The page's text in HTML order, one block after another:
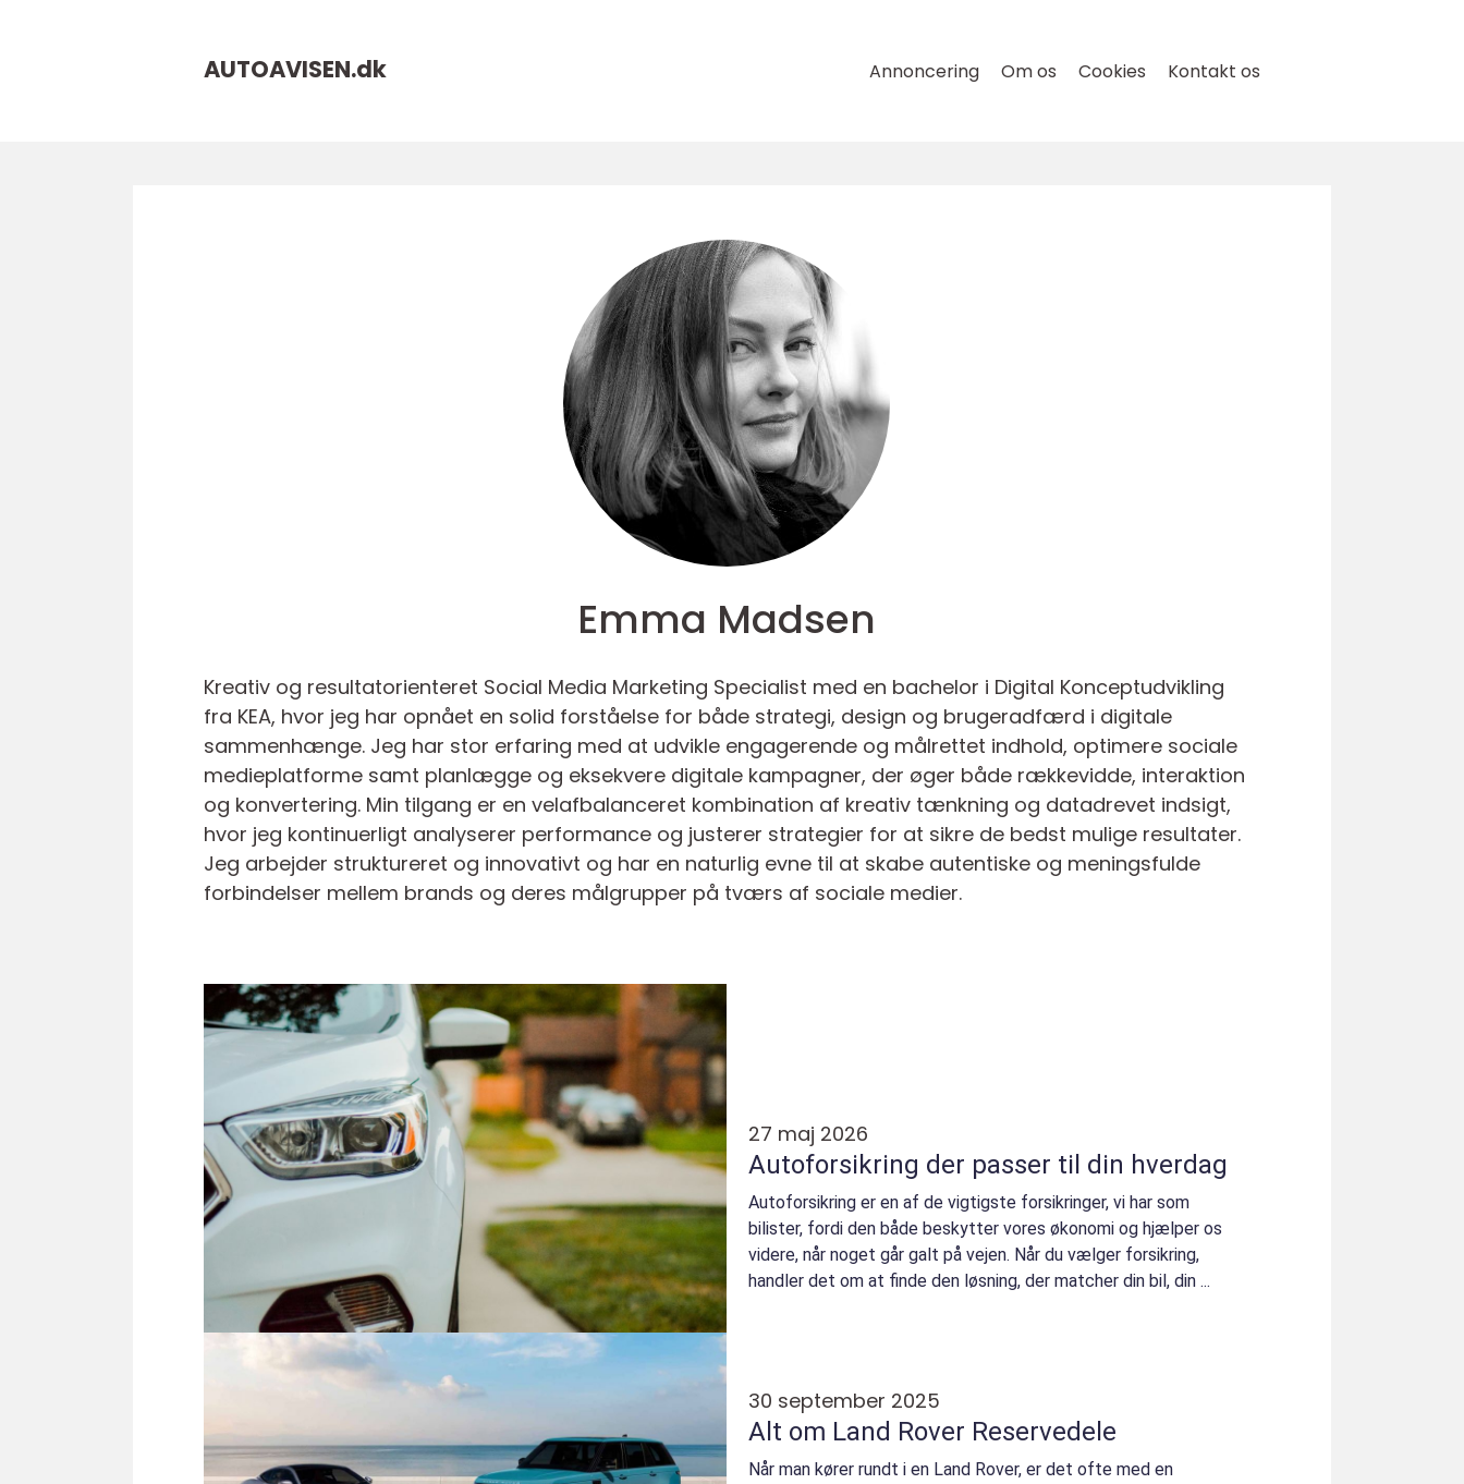
AUTOAVISEN.dk Annoncering Om os Cookies Kontakt os
Emma Madsen
Kreativ og resultatorienteret Social Media Marketing Specialist med en bachelor i Digital Konceptudvikling
fra KEA, hvor jeg har opnået en solid forståelse for både strategi, design og brugeradfærd i digitale
sammenhænge. Jeg har stor erfaring med at udvikle engagerende og målrettet indhold, optimere sociale
medieplatforme samt planlægge og eksekvere digitale kampagner, der øger både rækkevidde, interaktion
og konvertering. Min tilgang er en velafbalanceret kombination af kreativ tænkning og datadrevet indsigt,
hvor jeg kontinuerligt analyserer performance og justerer strategier for at sikre de bedst mulige resultater.
Jeg arbejder struktureret og innovativt og har en naturlig evne til at skabe autentiske og meningsfulde
forbindelser mellem brands og deres målgrupper på tværs af sociale medier.
27 maj 2026
Autoforsikring der passer til din hverdag
Autoforsikring er en af de vigtigste forsikringer, vi har som
bilister, fordi den både beskytter vores økonomi og hjælper os
videre, når noget går galt på vejen. Når du vælger forsikring,
handler det om at finde den løsning, der matcher din bil, din ...
30 september 2025
Alt om Land Rover Reservedele
Når man kører rundt i en Land Rover, er det ofte med en